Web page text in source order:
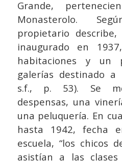
Grande,
Monasterolo.
propietario
inaugurado en
habitaciones y un
galerías destinado a
s.f., p. 53). Se
despensas, una
una peluquería. En
hasta 1942, fecha
escuela, “los chicos
asistían a las